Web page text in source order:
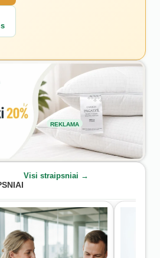
REKLAMA
Visi straipsniai →